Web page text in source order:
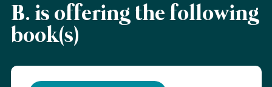
B. is offering the following
book(s)